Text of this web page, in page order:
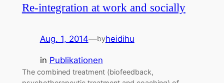
Re-integration at work and socially
Aug. 1, 2014—byheidihu
in Publikationen
The combined treatment (biofeedback,